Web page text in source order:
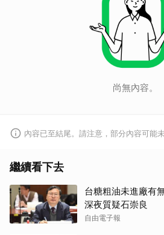
尚無內容。
內容已至結尾。請注意，部分內容可能未
繼續看下去
台糖粗油未進廠有
深夜質疑石崇良
自由電子報